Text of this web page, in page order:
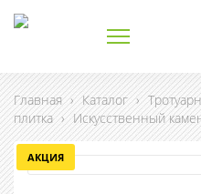
Главная › Каталог ›
плитка › Искусственный
АКЦИЯ